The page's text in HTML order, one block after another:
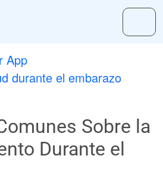
App
durante el embarazo
Sobre la
Durante el